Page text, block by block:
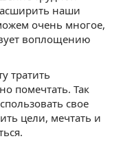
наши
очень многое,
воплощению
тратить
помечтать. Так
свое
цели, мечтать и